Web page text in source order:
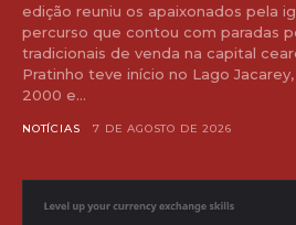
edição reuniu os apaixonados pela
percurso que contou com paradas
tradicionais de venda na capital cearense. A 1ª
Pratinho teve início no Lago
2000 e...
NOTÍCIAS 7 DE AGOSTO DE 2026